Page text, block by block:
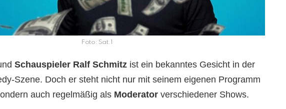
Foto: Sat.1
Schauspieler Ralf Schmitz ist ein bekanntes Gesicht in der
Szene. Doch er steht nicht nur mit seinem eigenen Programm
auch regelmäßig als Moderator verschiedener Shows.